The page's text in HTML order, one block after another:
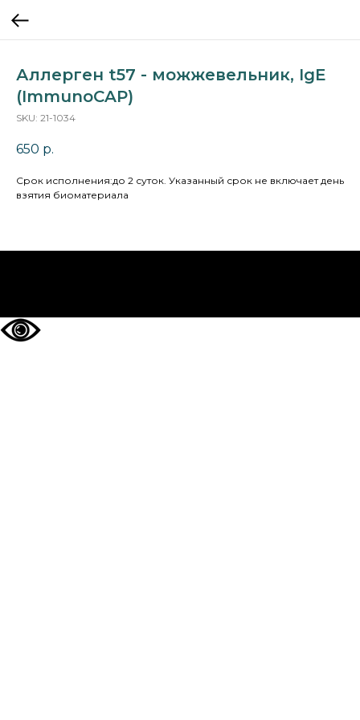
Аллерген t57 - можжевельник, IgE
(ImmunoCAP)
SKU: 21-1034
650 р.
Cрок исполнения:до 2 суток. Указанный срок не включает день
взятия биоматериала